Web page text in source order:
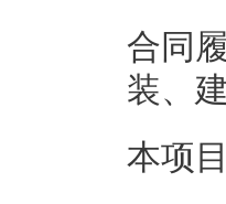
合同
装、
本项